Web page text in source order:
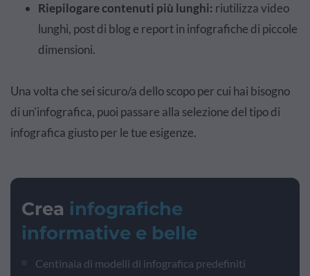
Riepilogare contenuti più lunghi: riutilizza video
lunghi, post di blog e report in infografiche di piccole
dimensioni.
Una volta che sei sicuro/a dello scopo per cui hai bisogno
di un'infografica, puoi passare alla selezione del tipo di
infografica giusto per le tue esigenze.
Crea infografiche
informative e belle
Centinaia di modelli di infografica predefiniti